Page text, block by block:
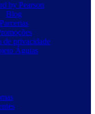
by Pearson
Blog
Parcerias
de privacidade
Águias